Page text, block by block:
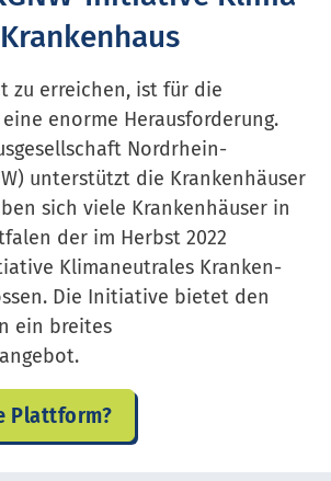
zu erreichen, ist für die
enorme Herausforderung.
Nordrhein-
unterstützt die Krankenhäuser
sich viele Krankenhäuser in
der im Herbst 2022
Kli­ma­neu­tra­les Krank­en­
Die Initiative bietet den
ein breites
Plattform?